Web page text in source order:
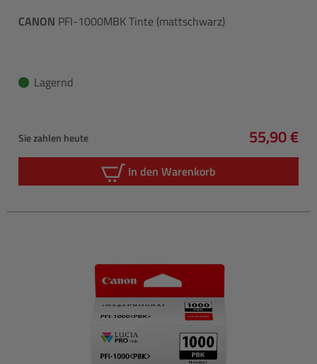
CANON PFI-1000MBK Tinte (mattschwarz)
Lagernd
Sie zahlen heute 55,90 €
In den Warenkorb